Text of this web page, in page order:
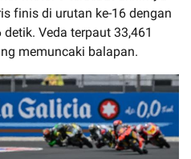
finis di urutan ke-16 dengan
Veda terpaut 33,461
memuncaki balapan.